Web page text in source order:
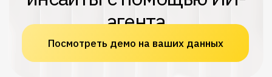
Главная Блог Кейсы